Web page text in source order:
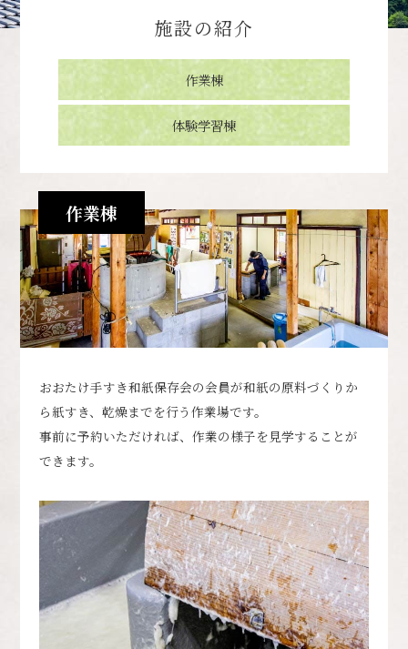
施設の紹介
作業棟
体験学習棟
作業棟
おおたけ手すき和紙保存会の会員が和紙の原料づくりか
ら紙すき、乾燥までを行う作業場です。
事前に予約いただければ、作業の様子を見学することが
できます。